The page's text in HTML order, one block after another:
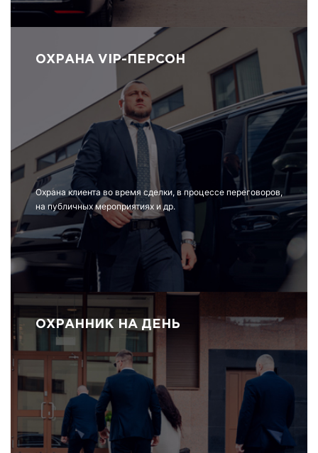
ОХРАНА VIP-ПЕРСОН
Охрана клиента во время сделки, в процессе переговоров,
на публичных мероприятиях и др.
ОХРАННИК НА ДЕНЬ